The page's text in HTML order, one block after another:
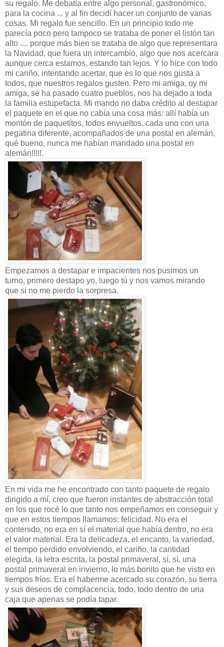
su regalo. Me debatía entre algo personal, gastronómico,
para la cocina ... y al fin decidí hacer un conjunto de varias
cosas. Mi regalo fue sencillo. En un principio todo me
parecía poco pero tampoco se trataba de poner el listón tan
alto .... porque más bien se trataba de algo que representara
la Navidad, que fuera un intercambio, algo que nos acercara
aunque cerca estamos, estando tan lejos. Y lo hice con todo
mi cariño, intentando acertar, que es lo que nos gusta a
todos, que nuestros regalos gusten. Pero mi amiga, oy mi
amiga, se ha pasado cuatro pueblos, nos ha dejado a toda
la familia estupefacta. Mi marido no daba crédito al destapar
el paquete en el que no cabía una cosa más: allí había un
montón de paquetitos, todos envueltos, cada uno con una
pegatina diferente, acompañados de una postal en alemán,
qué bueno, nunca me habían mandado una postal en
alemán!!!!!.
Empezamos a destapar e impacientes nos pusimos un
turno, primero destapo yo, luego tú y nos vamos mirando
que si no me pierdo la sorpresa.
En mi vida me he encontrado con tanto paquete de regalo
dirigido a mí, creo que fueron instantes de abstracción total
en los que rocé lo que tanto nos empeñamos en conseguir y
que en estos tiempos llamamos: felicidad. No era el
contenido, no era en sí el material que había dentro, no era
el valor material. Era la delicadeza, el encanto, la variedad,
el tiempo perdido envolviendo, el cariño, la cantidad
elegida, la letra escrita, la postal primaveral, sí, sí, una
postal primaveral en invierno, lo más bonito que he visto en
tiempos fríos. Era el haberme acercado su corazón, su tierra
y sus deseos de complacencia, todo, todo dentro de una
caja que apenas se podía tapar.